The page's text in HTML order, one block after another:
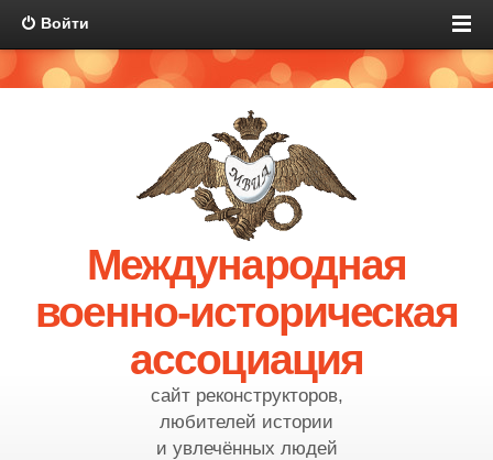
Войти
Международная
военно-историческая
ассоциация
сайт реконструкторов,
любителей истории
и увлечённых людей